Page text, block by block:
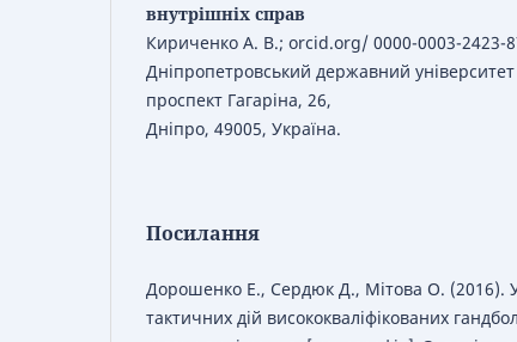
внутрішніх справ
Кириченко А. В.; orcid.org/ 0000-0003-2423-
Дніпропетровський державний
проспект Гагаріна, 26,
Дніпро, 49005, Україна.
Посилання
Дорошенко Е., Сердюк Д., Мітова О. (2016).
тактичних дій висококваліфікованих